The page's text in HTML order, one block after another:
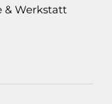
& Werkstatt